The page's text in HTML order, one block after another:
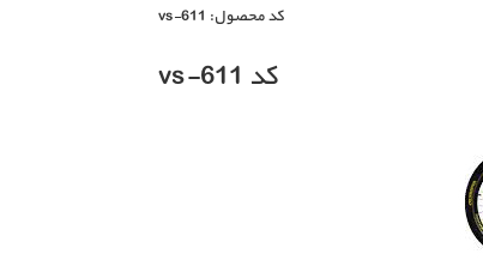
كد محصول: vs-611
کد vs-611